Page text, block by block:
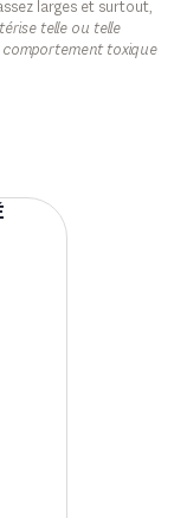
larges et surtout,
telle ou telle
comportement toxique